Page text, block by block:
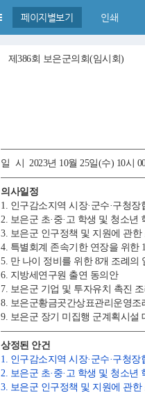
Toggle
navigation
페이지별보기 인쇄
제386회 보은군의회(임시회)
일 시 2023년 10월 25일(수) 10시
의사일정
1. 인구감소지역 시장·군수·구청
2. 보은군 초·중·고 학생 및 청소년
3. 보은군 인구정책 및 지원에 관
4. 특별회계 존속기한 연장을 위한
5. 만 나이 정비를 위한 8개 조례의
6. 지방세연구원 출연 동의안
7. 보은군 기업 및 투자유치 촉진
8. 보은군황금곳간상표관리운영조
9. 보은군 장기 미집행 군계획시설
상정된 안건
1. 인구감소지역 시장·군수·구청
2. 보은군 초·중·고 학생 및 청소
3. 보은군 인구정책 및 지원에 관